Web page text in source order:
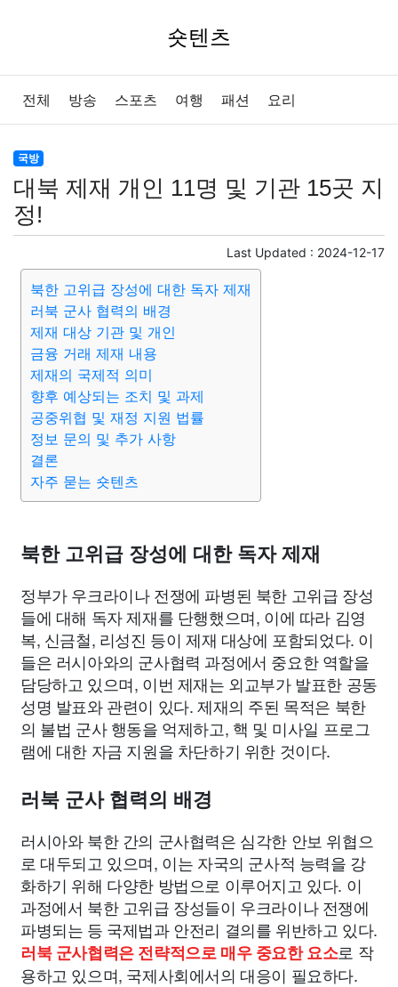
숏텐츠
전체 방송 스포츠 여행 패션 요리
국방
대북 제재 개인 11명 및 기관 15곳 지
정!
Last Updated : 2024-12-17
북한 고위급 장성에 대한 독자 제재
러북 군사 협력의 배경
제재 대상 기관 및 개인
금융 거래 제재 내용
제재의 국제적 의미
향후 예상되는 조치 및 과제
공중위협 및 재정 지원 법률
정보 문의 및 추가 사항
결론
자주 묻는 숏텐츠
북한 고위급 장성에 대한 독자 제재
정부가 우크라이나 전쟁에 파병된 북한 고위급 장성
들에 대해 독자 제재를 단행했으며, 이에 따라 김영
복, 신금철, 리성진 등이 제재 대상에 포함되었다. 이
들은 러시아와의 군사협력 과정에서 중요한 역할을
담당하고 있으며, 이번 제재는 외교부가 발표한 공동
성명 발표와 관련이 있다. 제재의 주된 목적은 북한
의 불법 군사 행동을 억제하고, 핵 및 미사일 프로그
램에 대한 자금 지원을 차단하기 위한 것이다.
러북 군사 협력의 배경
러시아와 북한 간의 군사협력은 심각한 안보 위협으
로 대두되고 있으며, 이는 자국의 군사적 능력을 강
화하기 위해 다양한 방법으로 이루어지고 있다. 이
과정에서 북한 고위급 장성들이 우크라이나 전쟁에
파병되는 등 국제법과 안전리 결의를 위반하고 있다.
러북 군사협력은 전략적으로 매우 중요한 요소로 작
용하고 있으며, 국제사회에서의 대응이 필요하다.